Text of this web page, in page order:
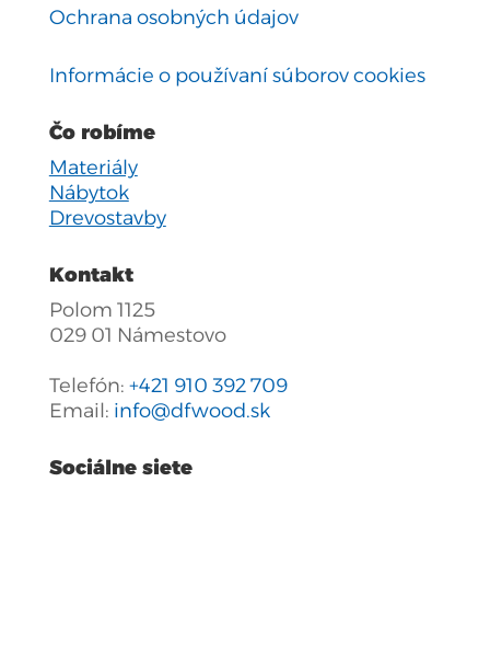
Ochrana osobných údajov
Informácie o používaní súborov cookies
Čo robíme
Materiály
Nábytok
Drevostavby
Kontakt
Polom 1125
029 01 Námestovo
Telefón: +421 910 392 709
Email: info@dfwood.sk
Sociálne siete